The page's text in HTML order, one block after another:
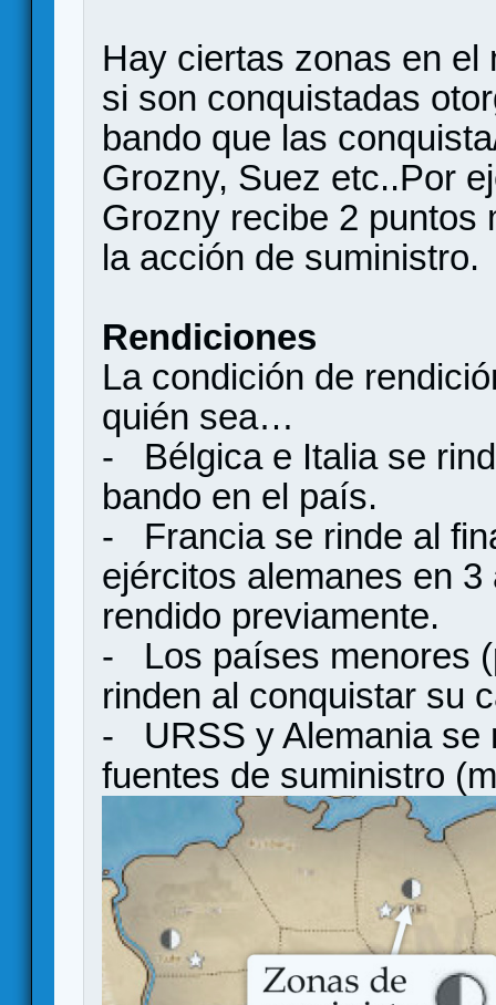
Hay ciertas zonas en
si son conquistadas
bando que las
Grozny, Suez etc..Por
Grozny recibe 2 puntos
la acción de suministro.
Rendiciones
La condición de
quién sea…
- Bélgica e Italia se
bando en el país.
- Francia se rinde al
ejércitos alemanes en
rendido previamente.
- Los países menores
rinden al conquistar su
- URSS y Alemania se
fuentes de suministro